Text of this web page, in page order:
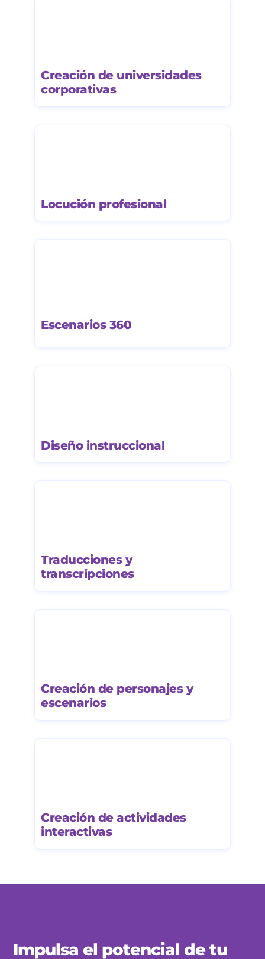
Creación de universidades
corporativas
Locución profesional
Escenarios 360
Diseño instruccional
Traducciones y
transcripciones
Creación de personajes y
escenarios
Creación de actividades
interactivas
Impulsa el potencial de tu